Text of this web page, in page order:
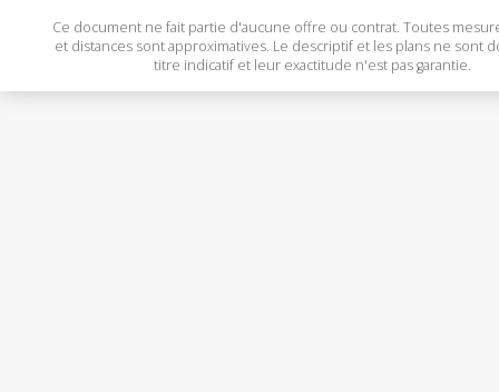
Ce document ne fait partie d'aucune offre ou contrat. Toutes
et distances sont approximatives. Le descriptif et les plans ne sont
titre indicatif et leur exactitude n'est pas garantie.